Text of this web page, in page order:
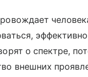
о спектре,
внешних